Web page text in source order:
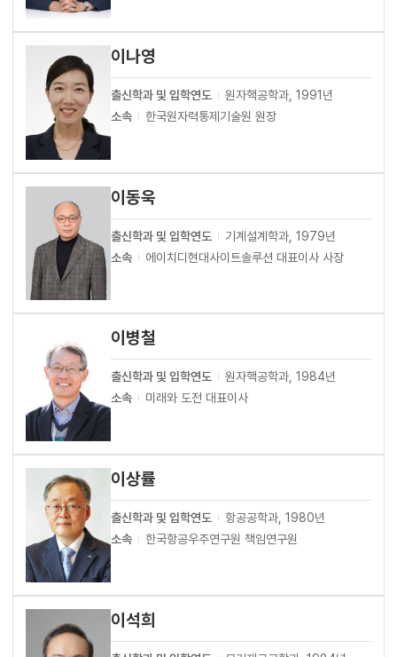
이나영
출신학과 및 입학연도
원자핵공학과, 1991년
소속
한국원자력통제기술원 원장
이동욱
출신학과 및 입학연도
기계설계학과, 1979년
소속
에이치디현대사이트솔루션 대표이사 사장
이병철
출신학과 및 입학연도
원자핵공학과, 1984년
소속
미래와 도전 대표이사
이상률
출신학과 및 입학연도
항공공학과, 1980년
소속
한국항공우주연구원 책임연구원
이석희